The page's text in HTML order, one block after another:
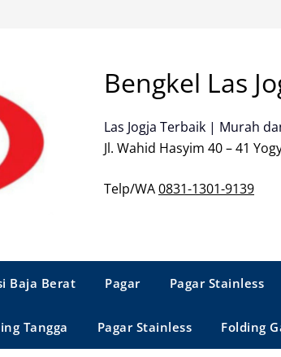
Bengkel Las
Las Jogja Terbaik | Murah
Jl. Wahid Hasyim 40 – 41
Telp/WA0831-1301-9139
Baja Berat Pagar Pagar Stainless
Tangga Pagar Stainless Folding